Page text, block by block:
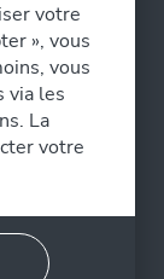
patients dans
à
et
préserver cet
votre
», vous
vous
via les
La
votre